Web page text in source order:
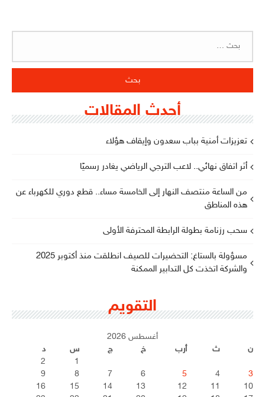
أحدث المقالات
تعزيزات أمنية بباب سعدون وإيقاف هؤلاء
أثر اتفاق نهائي.. لاعب الترجي الرياضي يغادر رسميًا
من الساعة منتصف النهار إلى الخامسة مساء.. قطع دوري للكهرباء عن
هذه المناطق
سحب رزنامة بطولة الرابطة المحترفة الأولى
مسؤولة بالستاغ: التحضيرات للصيف انطلقت منذ أكتوبر 2025
والشركة اتخذت كل التدابير الممكنة
التقويم
أغسطس 2026
ن
ث أرب خ ج س
د
1
2
3
4
5
6
7
8
9
10
11
12
13
14
15
16